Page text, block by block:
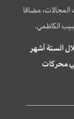
مضافا
الكاظمي.
٤,٨٠٠,٠٠٠ مرة خلال الستة أشهر
محركات